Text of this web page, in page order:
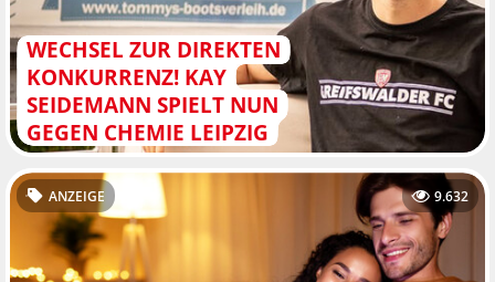
WECHSEL ZUR DIREKTEN
KONKURRENZ! KAY
SEIDEMANN SPIELT NUN
GEGEN CHEMIE LEIPZIG
ANZEIGE 9.632